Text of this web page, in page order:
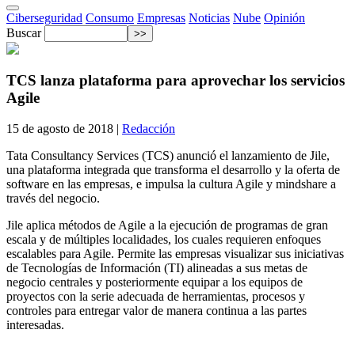
Ciberseguridad Consumo Empresas Noticias Nube Opinión
Buscar
TCS lanza plataforma para aprovechar los servicios
Agile
15 de agosto de 2018 | Redacción
Tata Consultancy Services (TCS) anunció el lanzamiento de Jile,
una plataforma integrada que transforma el desarrollo y la oferta de
software en las empresas, e impulsa la cultura Agile y mindshare a
través del negocio.
Jile aplica métodos de Agile a la ejecución de programas de gran
escala y de múltiples localidades, los cuales requieren enfoques
escalables para Agile. Permite las empresas visualizar sus iniciativas
de Tecnologías de Información (TI) alineadas a sus metas de
negocio centrales y posteriormente equipar a los equipos de
proyectos con la serie adecuada de herramientas, procesos y
controles para entregar valor de manera continua a las partes
interesadas.